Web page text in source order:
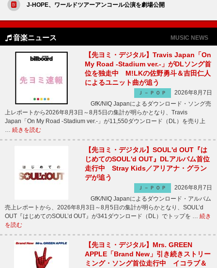
J-HOPE、ワールドツアーアンコール公演を劇場公開
音楽ニュース MUSIC NEWS
【先ヨミ・デジタル】Travis Japan「On
My Road -Stadium ver.-」がDLソング首
位を独走中 M!LKの佐野勇斗＆吉田仁人
によるユニット曲が追う
Ｊ－ＰＯＰ
2026年8月7日
GfK/NIQ Japanによるダウンロード・ソング売
上レポートから2026年8月3日～8月5日の集計が明らかとなり、Travis
Japan「On My Road -Stadium ver.-」が11,550ダウンロード（DL）を売り上
… 続きを読む
【先ヨミ・デジタル】SOUL'd OUT『は
じめてのSOUL'd OUT』DLアルバム首位
走行中 Stray Kids／アリアナ・グラン
デが追う
Ｊ－ＰＯＰ
2026年8月7日
GfK/NIQ Japanによるダウンロード・アルバム
売上レポートから、2026年8月3日～8月5日の集計が明らかとなり、SOUL’d
OUT『はじめてのSOUL’d OUT』が341ダウンロード（DL）でトップを … 続き
を読む
【先ヨミ・デジタル】Mrs. GREEN
APPLE「Brand New」引き続きストリー
ミング・ソング首位走行中 イコラブ＆